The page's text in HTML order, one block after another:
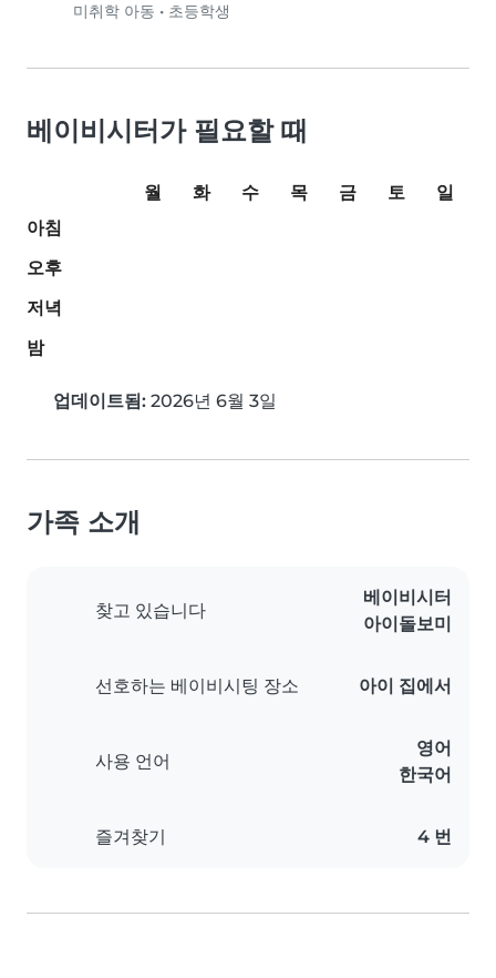
미취학 아동 • 초등학생
베이비시터가 필요할 때
월 화 수 목 금 토
일
아침
오후
저녁
밤
업데이트됨: 2026년 6월 3일
가족 소개
찾고 있습니다
베이비시터
아이돌보미
선호하는 베이비시팅 장소 아이 집에서
사용 언어
영어
한국어
즐겨찾기 4 번